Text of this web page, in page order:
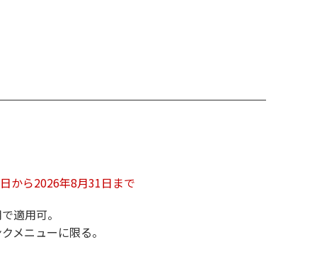
から2026年8月31日まで
適用可。
メニューに限る。